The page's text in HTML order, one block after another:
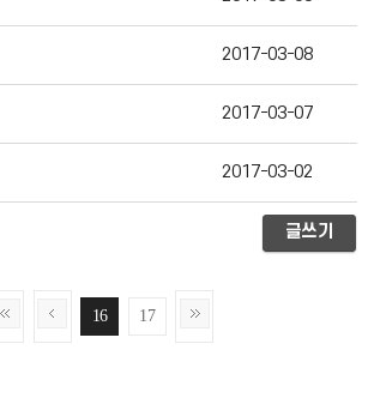
2017-03-08
2017-03-07
2017-03-02
글쓰기
16 17